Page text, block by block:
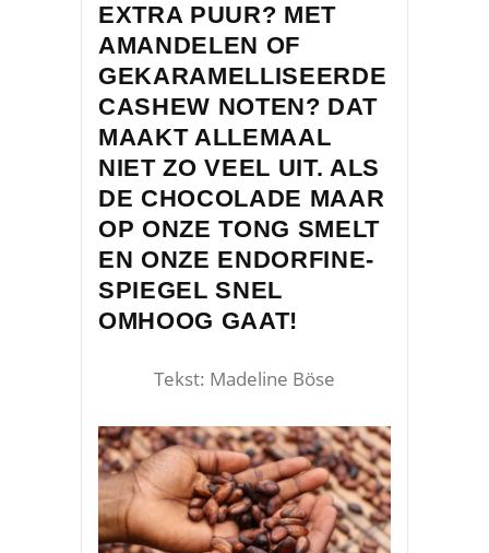
EXTRA PUUR? MET
AMANDELEN OF
GEKARAMELLISEERDE
CASHEW NOTEN? DAT
MAAKT ALLEMAAL
NIET ZO VEEL UIT. ALS
DE CHOCOLADE MAAR
OP ONZE TONG SMELT
EN ONZE ENDORFINE-
SPIEGEL SNEL
OMHOOG GAAT!
Tekst: Madeline Böse